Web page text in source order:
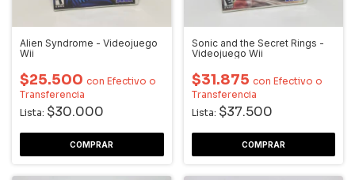
Alien Syndrome - Videojuego
Wii
$25.500 con Efectivo o
Transferencia
Lista: $30.000
Sonic and the Secret Rings -
Videojuego Wii
$31.875 con Efectivo o
Transferencia
Lista: $37.500